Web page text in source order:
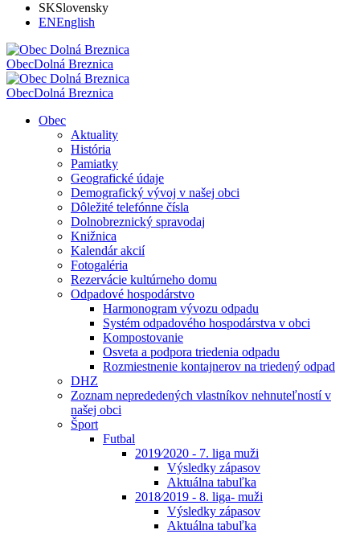
SKSlovensky
ENEnglish
ObecDolná Breznica
ObecDolná Breznica
Obec
Aktuality
História
Pamiatky
Geografické údaje
Demografický vývoj v našej obci
Dôležité telefónne čísla
Dolnobreznický spravodaj
Knižnica
Kalendár akcií
Fotogaléria
Rezervácie kultúrneho domu
Odpadové hospodárstvo
Harmonogram vývozu odpadu
Systém odpadového hospodárstva v obci
Kompostovanie
Osveta a podpora triedenia odpadu
Rozmiestnenie kontajnerov na triedený odpad
DHZ
Zoznam neprededených vlastníkov nehnuteľností v
našej obci
Šport
Futbal
2019⁄2020 - 7. liga muži
Výsledky zápasov
Aktuálna tabuľka
2018⁄2019 - 8. liga- muži
Výsledky zápasov
Aktuálna tabuľka